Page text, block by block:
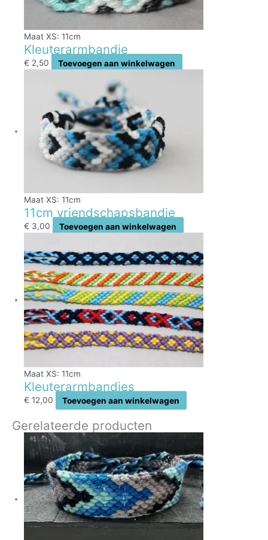
Maat XS: 11cm
Kleuterarmbandje
€ 2,50 Toevoegen aan winkelwagen
Maat XS: 11cm
11cm vriendschapsbandje
€ 3,00 Toevoegen aan winkelwagen
Maat XS: 11cm
Kleuterarmbandjes
€ 12,00 Toevoegen aan winkelwagen
Gerelateerde producten